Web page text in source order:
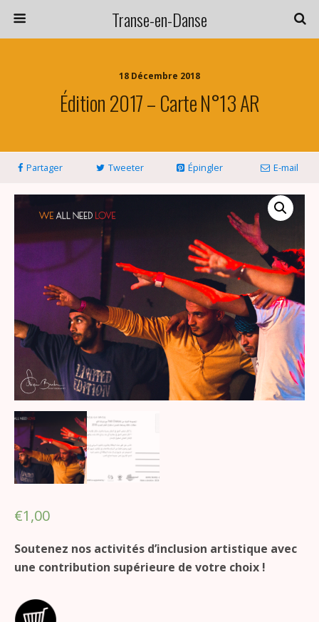
Transe-en-Danse
18 Décembre 2018
Édition 2017 – Carte N°13 AR
Partager Tweeter Épingler E-mail
€1,00
Soutenez nos activités d’inclusion artistique avec
une contribution supérieure de votre choix !